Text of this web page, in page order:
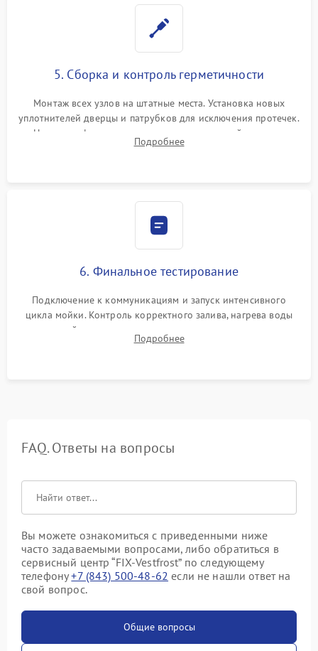
5. Сборка и контроль герметичности
Монтаж всех узлов на штатные места. Установка новых
уплотнителей дверцы и патрубков для исключения протечек.
Надежная фиксация хомутов гидравлической системы,
сборка корпуса и установка датчика поплавка.
Подробнее
6. Финальное тестирование
Подключение к коммуникациям и запуск интенсивного
цикла мойки. Контроль корректного залива, нагрева воды
до нужной температуры, отсутствия посторонних шумов,
штатного слива и абсолютной сухости в поддоне.
Подробнее
FAQ. Ответы на вопросы
Вы можете ознакомиться с приведенными ниже
часто задаваемыми вопросами, либо обратиться в
сервисный центр “FIX-Vestfrost” по следующему
телефону+7 (843) 500-48-62 если не нашли ответ на
свой вопрос.
Общие вопросы